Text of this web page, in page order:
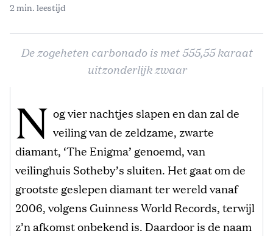
2 min. leestijd
De zogeheten carbonado is met 555,55 karaat
uitzonderlijk zwaar
N og vier nachtjes slapen en dan zal de
veiling van de zeldzame, zwarte
diamant, ‘The Enigma’ genoemd, van
veilinghuis Sotheby’s sluiten. Het gaat om de
grootste geslepen diamant ter wereld vanaf
2006, volgens Guinness World Records, terwijl
z’n afkomst onbekend is. Daardoor is de naam